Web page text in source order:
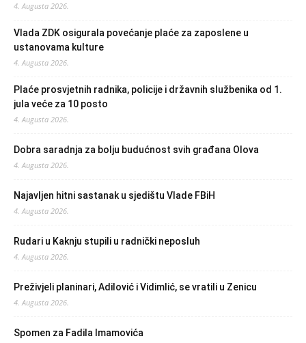
4. Augusta 2026.
Vlada ZDK osigurala povećanje plaće za zaposlene u
ustanovama kulture
4. Augusta 2026.
Plaće prosvjetnih radnika, policije i državnih službenika od 1.
jula veće za 10 posto
4. Augusta 2026.
Dobra saradnja za bolju budućnost svih građana Olova
4. Augusta 2026.
Najavljen hitni sastanak u sjedištu Vlade FBiH
4. Augusta 2026.
Rudari u Kaknju stupili u radnički neposluh
4. Augusta 2026.
Preživjeli planinari, Adilović i Vidimlić, se vratili u Zenicu
4. Augusta 2026.
Spomen za Fadila Imamovića